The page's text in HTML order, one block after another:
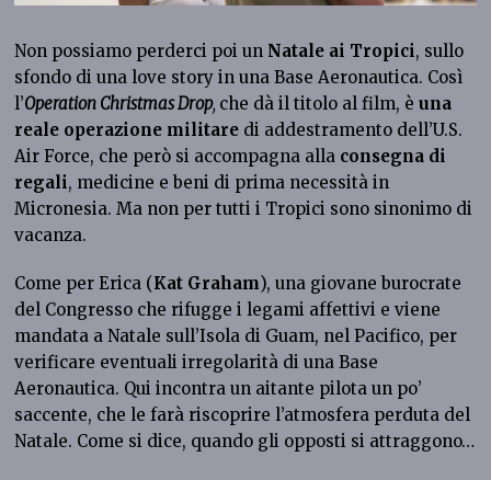
Non possiamo perderci poi un Natale ai Tropici, sullo
sfondo di una love story in una Base Aeronautica. Così
l’Operation Christmas Drop, che dà il titolo al film, èuna
reale operazione militare di addestramento dell’U.S.
Air Force, che però si accompagna alla consegna di
regali, medicine e beni di prima necessità in
Micronesia. Ma non per tutti i Tropici sono sinonimo di
vacanza.
Come per Erica (Kat Graham), una giovane burocrate
del Congresso che rifugge i legami affettivi e viene
mandata a Natale sull’Isola di Guam, nel Pacifico, per
verificare eventuali irregolarità di una Base
Aeronautica. Qui incontra un aitante pilota un po’
saccente, che le farà riscoprire l’atmosfera perduta del
Natale. Come si dice, quando gli opposti si attraggono…